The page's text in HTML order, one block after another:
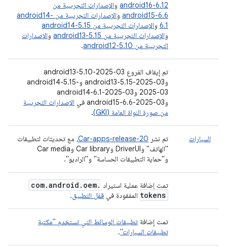
android16-6.12 والإصدارات التجريبية من
android15-6.6 و
الإصدارات التجريبية من android14-
6.1 والإصدارات التجريبية من android14-5.15
والإصدارات التجريبية من android13-5.15 والإصدارات
التجريبية من android12-5.10
.
تم إيقاف الفروع android13-5.10-2025-03
وandroid13-5.15-2025-03 وandroid14-5.15-
2025-03 وandroid14-6.1-2025-03
وandroid15-6.6-2025-03 في
الإصدارات التجريبية
من صورة النواة العامة (GKI)
.
السيارات تم نشر Car-apps-release-20، مع تحديثات لتطبيقات
"الهاتف" وDriverUI وCar library وCar media
و"حماية التطبيقات الحساسة" و"الراديو".
تمت إضافة عملية استيراد com.android . oem.
tokens المفقودة في قفل التطبيق.
تمت إضافة تطبيقات الوسائط التي تستخدم "مكتبة
تطبيقات السيارات".